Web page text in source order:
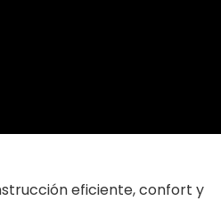
eficiente, confort y